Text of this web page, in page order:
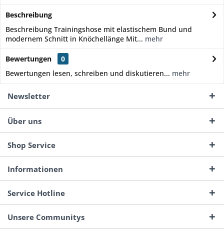
Beschreibung
Beschreibung Trainingshose mit elastischem Bund und
modernem Schnitt in Knöchellänge Mit... mehr
Bewertungen
0
Bewertungen lesen, schreiben und diskutieren... mehr
Newsletter
Über uns
Shop Service
Informationen
Service Hotline
Unsere Communitys